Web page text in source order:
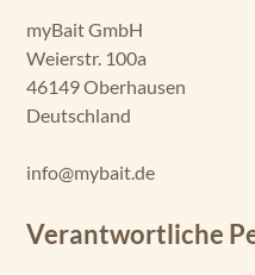
myBait GmbH
Weierstr. 100a
46149 Oberhausen
Deutschland
info@mybait.de
Verantwortliche